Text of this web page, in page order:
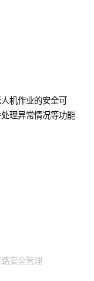
机作业的安全可
异常情况等功能
安全管理